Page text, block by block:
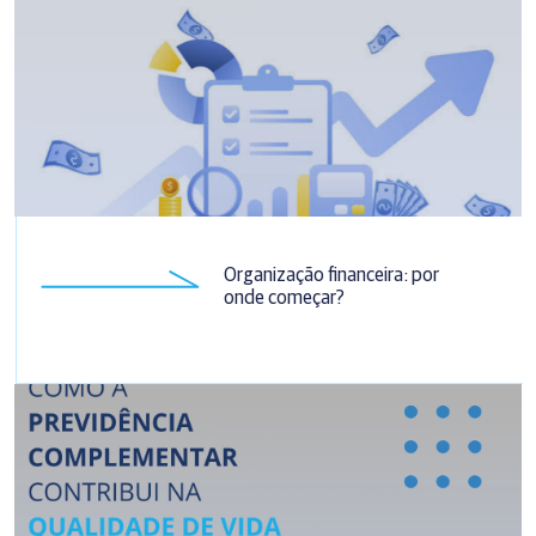
Organização financeira: por
onde começar?